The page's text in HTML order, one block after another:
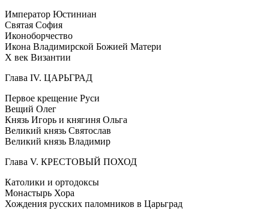
Император Юстиниан
Святая София
Иконоборчество
Икона Владимирской Божией Матери
X век Византии
Глава IV. ЦАРЬГРАД
Первое крещение Руси
Вещий Олег
Князь Игорь и княгиня Ольга
Великий князь Святослав
Великий князь Владимир
Глава V. КРЕСТОВЫЙ ПОХОД
Католики и ортодоксы
Монастырь Хора
Хождения русских паломников в Царьград